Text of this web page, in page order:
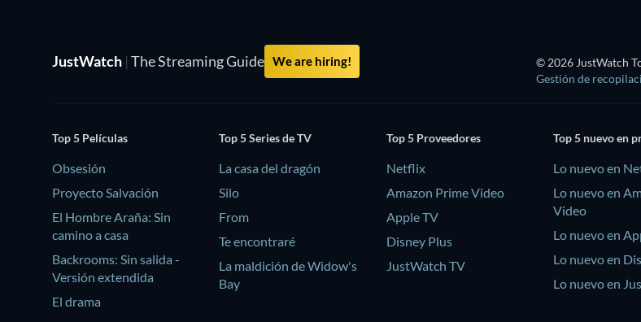
JustWatch | The Streaming Guide We are hiring! © 2026 JustWatch
Gestión de
Top 5 Películas
Obsesión
Proyecto Salvación
El Hombre Araña: Sin
camino a casa
Backrooms: Sin salida -
Versión extendida
El drama
Top 5 Series de TV
La casa del dragón
Silo
From
Te encontraré
La maldición de Widow's
Bay
Top 5 Proveedores
Netflix
Amazon Prime Video
Apple TV
Disney Plus
JustWatch TV
Top 5 nuevo en
Lo nuevo en
Lo nuevo en
Video
Lo nuevo en
Lo nuevo en
Lo nuevo en